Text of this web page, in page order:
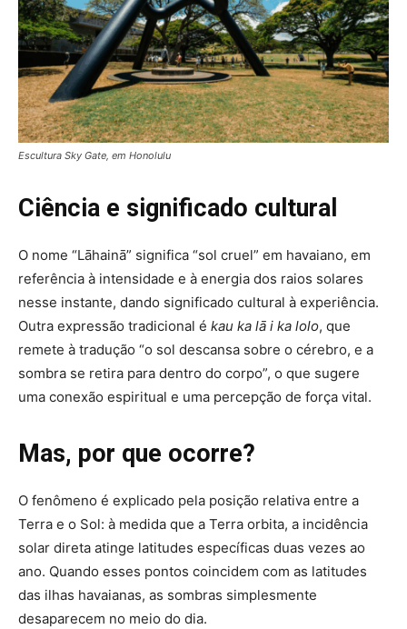
Escultura Sky Gate, em Honolulu
Ciência e significado cultural
O nome “Lāhainā” significa “sol cruel” em havaiano, em
referência à intensidade e à energia dos raios solares
nesse instante, dando significado cultural à experiência.
Outra expressão tradicional é kau ka lā i ka lolo, que
remete à tradução “o sol descansa sobre o cérebro, e a
sombra se retira para dentro do corpo”, o que sugere
uma conexão espiritual e uma percepção de força vital.
Mas, por que ocorre?
O fenômeno é explicado pela posição relativa entre a
Terra e o Sol: à medida que a Terra orbita, a incidência
solar direta atinge latitudes específicas duas vezes ao
ano. Quando esses pontos coincidem com as latitudes
das ilhas havaianas, as sombras simplesmente
desaparecem no meio do dia.